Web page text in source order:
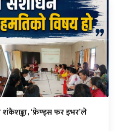
‘फ्रेण्ड्स फर इभर’ले